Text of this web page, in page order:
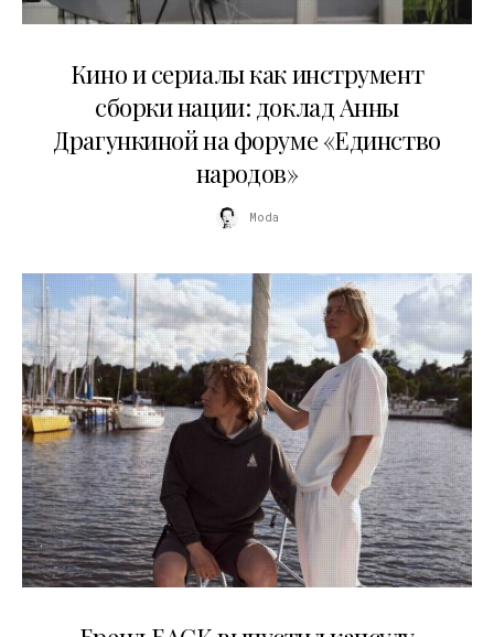
Кино и сериалы как инструмент
сборки нации: доклад Анны
Драгункиной на форуме «Единство
народов»
Moda